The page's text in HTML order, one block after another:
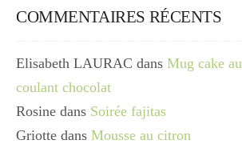
COMMENTAIRES RÉCENTS
Elisabeth LAURAC dans Mug cake
coulant chocolat
Rosine dans Soirée fajitas
Griotte dans Mousse au citron